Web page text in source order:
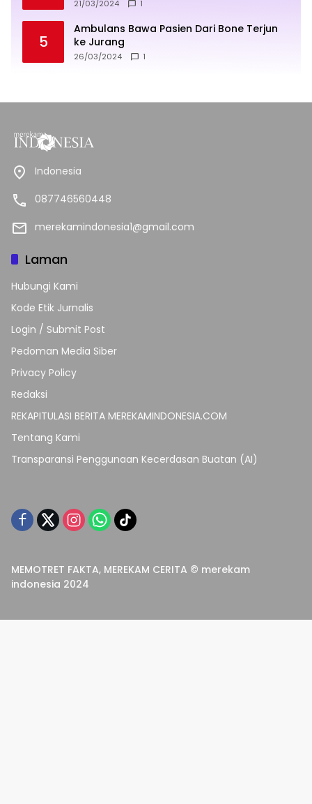
21/03/2024 1
5
Ambulans Bawa Pasien Dari Bone Terjun
ke Jurang
26/03/2024 1
Indonesia
087746560448
merekamindonesia1@gmail.com
Laman
Hubungi Kami
Kode Etik Jurnalis
Login / Submit Post
Pedoman Media Siber
Privacy Policy
Redaksi
REKAPITULASI BERITA MEREKAMINDONESIA.COM
Tentang Kami
Transparansi Penggunaan Kecerdasan Buatan (AI)
MEMOTRET FAKTA, MEREKAM CERITA © merekam
indonesia 2024